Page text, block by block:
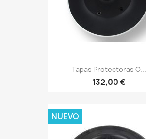
Tapas Protectoras O...
132,00 €
NUEVO